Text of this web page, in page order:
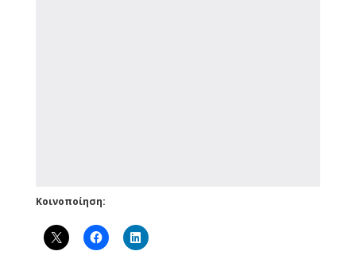
Κοινοποίηση: